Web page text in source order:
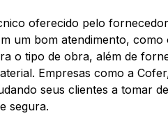
oferecido pelo
um bom atendimento,
o tipo de obra, além de
Empresas como a
seus clientes a tomar
segura.